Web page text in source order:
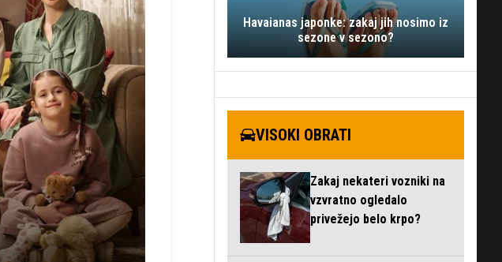
Havaianas japonke: zakaj jih nosimo iz
sezone v sezono?
VISOKI OBRATI
Zakaj nekateri vozniki na
vzvratno ogledalo
privežejo belo krpo?